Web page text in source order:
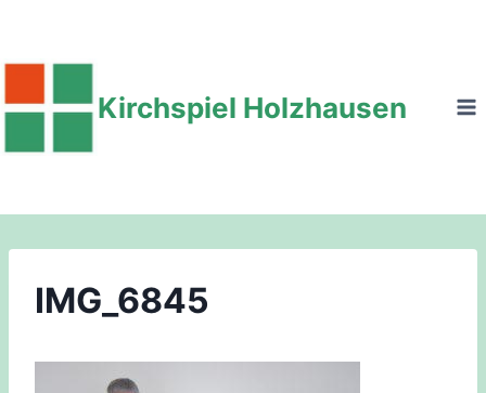
springen
Kirchspiel Holzhausen
IMG_6845